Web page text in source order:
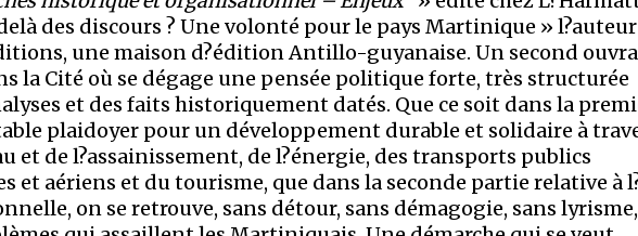
des discours ? Une volonté pour le pays Martinique »
une maison d?édition Antillo-guyanaise. Un second
la Cité où se dégage une pensée politique forte, très structurée
et des faits historiquement datés. Que ce soit dans la
plaidoyer pour un développement durable et solidaire à
et de l?assainissement, de l?énergie, des transports publics
et aériens et du tourisme, que dans la seconde partie relative à
on se retrouve, sans détour, sans démagogie, sans